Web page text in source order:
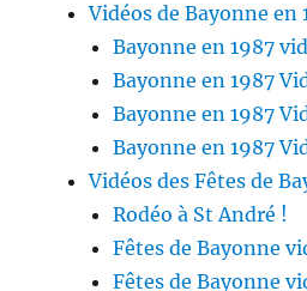
Vidéos de Bayonne en
Bayonne en 1987
Bayonne en 1987
Bayonne en 1987
Bayonne en 1987
Vidéos des Fêtes de
Rodéo à St André !
Fêtes de Bayonne
Fêtes de Bayonne